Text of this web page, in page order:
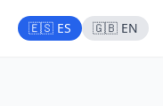
🇪🇸 ES 🇬🇧 EN